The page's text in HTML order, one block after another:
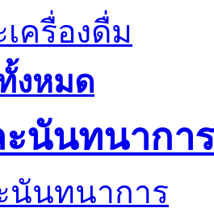
ครื่องดื่ม
งหมด
นันทนาการ